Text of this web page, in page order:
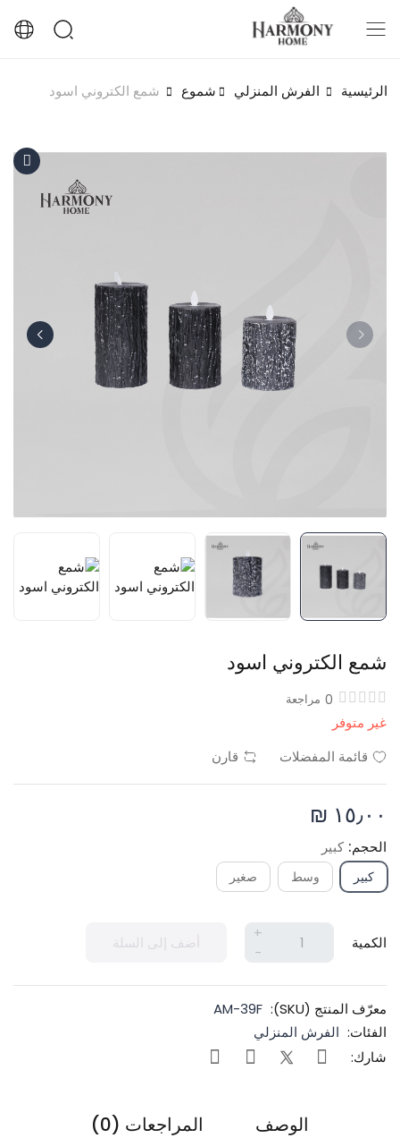
الرئيسية الفرش المنزلي شموع شمع الكتروني اسود
شمع الكتروني اسود
0 مراجعة
غير متوفر
قائمة المفضلات
قارن
١٥٫٠٠ ₪
الحجم: كبير
كبير وسط صغير
الكمية
+
-
أضف إلى السلة
معرّف المنتج (SKU):
AM-39F
الفئات: الفرش المنزلي
شارك:
الوصف المراجعات (0)